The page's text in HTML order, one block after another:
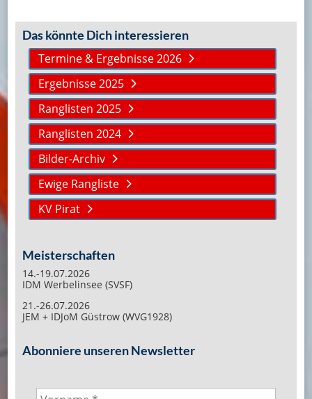
Das könnte Dich interessieren
Termine & Ergebnisse 2026
Ergebnisse 2025
Ranglisten 2025
Ranglisten 2024
Bilder-Archiv
Ewige Rangliste
KV Pirat
Meisterschaften
14.-19.07.2026
IDM Werbelinsee (SVSF)
21.-26.07.2026
JEM + IDJoM Güstrow (WVG1928)
Abonniere unseren Newsletter